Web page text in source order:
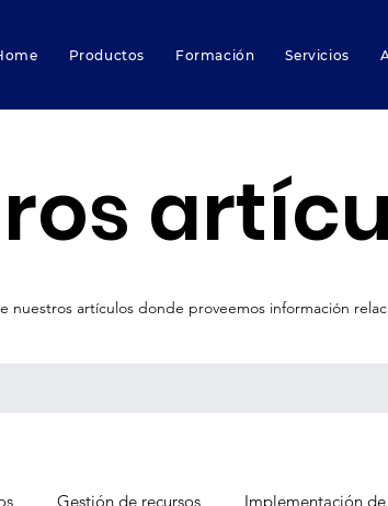
Productos Formación Servicios
nuestros artículos donde proveemos información
Gestión de recursos Implementación